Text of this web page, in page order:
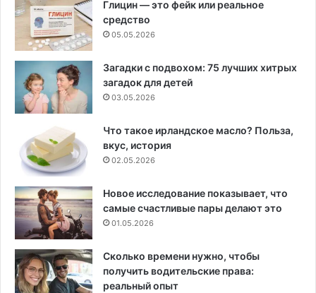
Глицин — это фейк или реальное
средство
05.05.2026
Загадки с подвохом: 75 лучших хитрых
загадок для детей
03.05.2026
Что такое ирландское масло? Польза,
вкус, история
02.05.2026
Новое исследование показывает, что
самые счастливые пары делают это
01.05.2026
Сколько времени нужно, чтобы
получить водительские права:
реальный опыт